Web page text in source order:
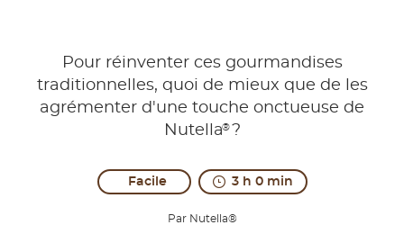
Pour réinventer ces gourmandises
traditionnelles, quoi de mieux que de les
agrémenter d'une touche onctueuse de
Nutella®?
Facile 3 h 0 min
Par Nutella®